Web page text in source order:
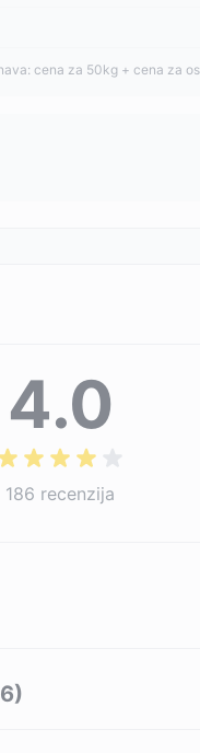
cena za 50kg + cena za
4.0
186 recenzija
)